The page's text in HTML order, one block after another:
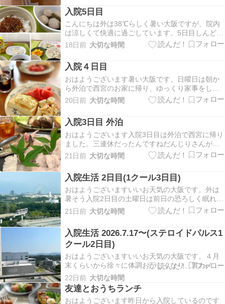
のかな？もう1人の先生とタイプが違う先生みたい
で、…
入院5日目
こんにちは外は38℃らしく暑い大阪ですが、院内
は涼しくて快適に過ごしています。5日目しんどく
てぐったり左手脚の痺れも身体の脱力も酷くて、
殆どベットの上で過ごしました。朝から頭全体と
れってもらい、ちょっといつもより長めのMRI＋
お…
18日前 大切な時間
入院４日目
おはようございます暑い大阪です。日曜日は朝か
ら外泊で西宮のお家に帰り、ゆっくり家事をして
のんびり過ごしいい感じですでしたが、昨日は昼
からキツかった。朝ごはんは前日買ったスイカや
置きお昼まで横になり、お昼は簡単に皿うどん。
炒めただけで、…
20日前 大切な時間
入院3日目 外泊
おはようございます入院3日目は外泊で西宮に帰り
ました。三連休だったんですねだんじりさんが治
療ないなら迎えに行くよって言ってくれ、朝の7時
前に迎えに来てくれた。笑 車で50分掛かるんです
メダのモーニング時間に、先日なびさんと食べて
美味…
21日前 大切な時間
入院生活 2日目(1クール3日目)
おはようございますいいお天気の大阪です。外は
暑そう入院2日目の土曜日は前日の恐ろしく眠れる
眠剤のおかげでスッキリ、気分もいい朝でした。
外来から始めて土曜の朝で3日目、1クールが終了
でもないのか、とってもよく効いているみたい
で、鉛みた…
21日前 大切な時間
入院生活 2026.7.17〜(ステロイドパルス1
クール2日目)
おはようございますいいお天気の大阪です。４月
末くらいから徐々に体調おかしくなり、胃カメラ
だったり血液検査だったり、口腔外科だったりと
通っていましたが、６月の旅行でも嘔吐、なんだ
からやっぱりおかしくて、杖なしで歩けていたの
に杖がないと歩行も難しくちょっと不安に思って
22日前 大切な時間
友達とおうちランチ
おはようございます昨日から入院しているのです